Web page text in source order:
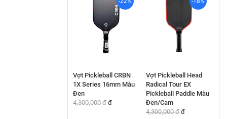
Vợt Pickleball CRBN
1X Series 16mm Màu
Đen
4,300,000 đ đ
Vợt Pickleball Head
Radical Tour EX
Pickleball Paddle Màu
Đen/Cam
4,300,000 đ đ